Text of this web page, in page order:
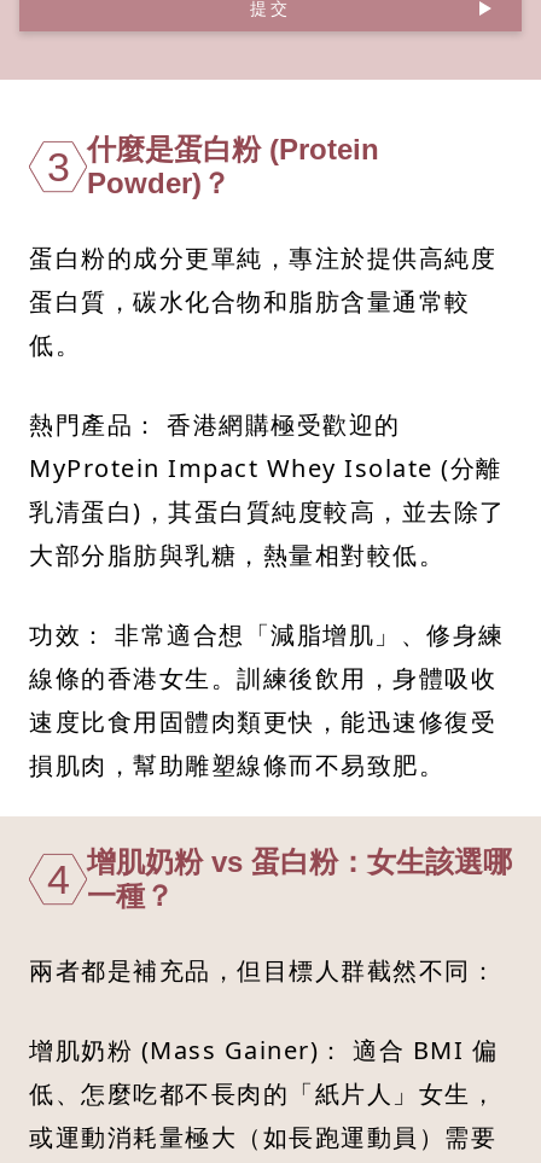
提交
3 什麼是蛋白粉 (Protein
Powder)？
蛋白粉的成分更單純，專注於提供高純度
蛋白質，碳水化合物和脂肪含量通常較
低。
熱門產品： 香港網購極受歡迎的
MyProtein Impact Whey Isolate (分離
乳清蛋白)，其蛋白質純度較高，並去除了
大部分脂肪與乳糖，熱量相對較低。
功效： 非常適合想「減脂增肌」、修身練
線條的香港女生。訓練後飲用，身體吸收
速度比食用固體肉類更快，能迅速修復受
損肌肉，幫助雕塑線條而不易致肥。
4 增肌奶粉 vs 蛋白粉：女生該選哪
一種？
兩者都是補充品，但目標人群截然不同：
增肌奶粉 (Mass Gainer)： 適合 BMI 偏
低、怎麼吃都不長肉的「紙片人」女生，
或運動消耗量極大（如長跑運動員）需要